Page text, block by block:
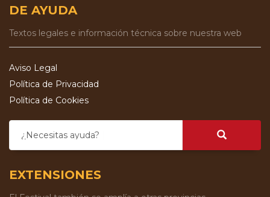
DE AYUDA
Textos legales e información técnica sobre nuestra web
Aviso Legal
Política de Privacidad
Política de Cookies
¿Necesitas ayuda?
EXTENSIONES